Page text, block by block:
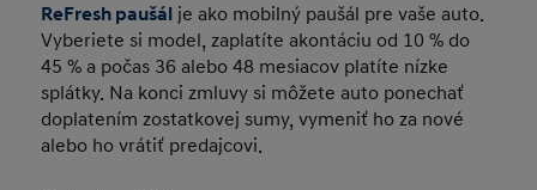
ReFresh paušál je ako mobilný paušál pre vaše auto.
Vyberiete si model, zaplatíte akontáciu od 10 % do
45 % a počas 36 alebo 48 mesiacov platíte nízke
splátky. Na konci zmluvy si môžete auto ponechať
doplatením zostatkovej sumy, vymeniť ho za nové
alebo ho vrátiť predajcovi.